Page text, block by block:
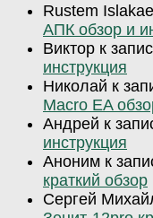
Rustem
АПК обзор и
Виктор к
инструкция
Николай к
Macro EA
Андрей к
инструкция
Аноним к
краткий обзор
Сергей